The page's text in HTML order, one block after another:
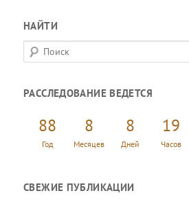
НАЙТИ
П
о
с
РАССЛЕДОВАНИЕ ВЕДЕТСЯ
88
Год
8
Месяцев
8
Дней
19
Часов
СВЕЖИЕ ПУБЛИКАЦИИ